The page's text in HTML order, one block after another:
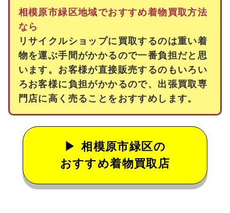
相模原市緑区地域でおすすめ着物買取方法
なら
リサイクルショップに買取するのは重い着
物を運ぶ手間がかかるので一番負担だと思
います。お客様が直接販売するのもいろい
ろお客様に負担がかかるので、出張買取専
門店に高く売ることをおすすめします。
相模原市緑区の
おすすめ着物買取店